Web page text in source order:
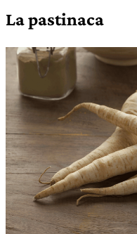
La pastinaca